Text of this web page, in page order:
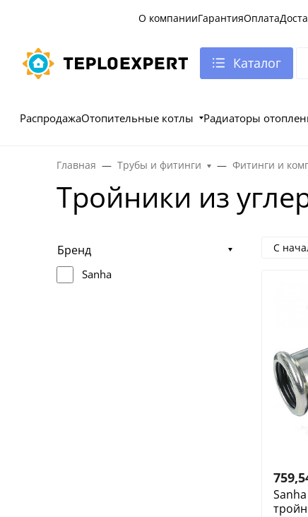
О компанииГарантияОплата
Каталог
РаспродажаОтопительные котлы Радиаторы
Главная Трубы и фитинги Фитинги и
Тройники из
Бренд
Sanha
С